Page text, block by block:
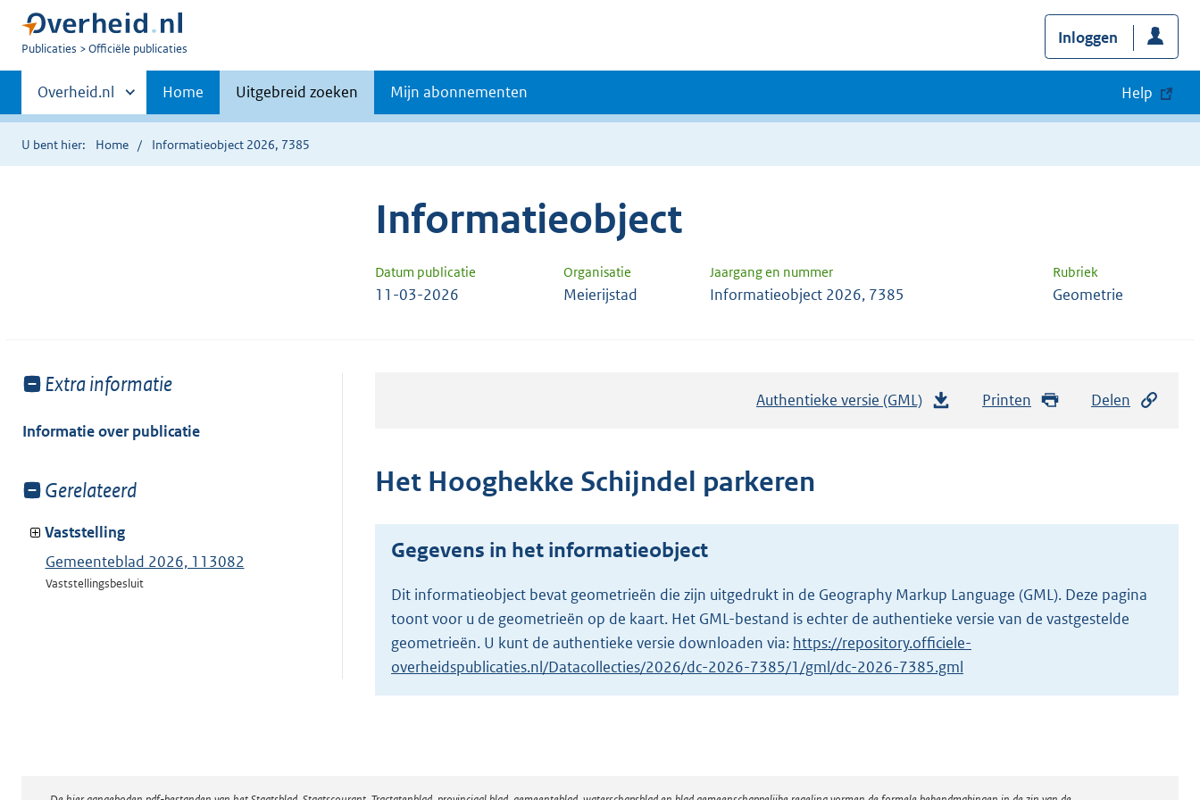
U
Publicaties Officiële publicaties
Inloggen
Primaire
navigatie
Andere
sites
binnen
Overheid.nl Home Uitgebreid zoeken Mijn abonnementen Help
U bent hier: Home Informatieobject 2026, 7385
Informatieobject
Datum publicatie Organisatie Jaargang en nummer Rubriek
11-03-2026 Meierijstad Informatieobject 2026, 7385 Geometrie
Toon
van:
Extra informatie
Informatie over publicatie
Toon
van:
Gerelateerd
Vaststelling
Gemeenteblad 2026, 113082
Vaststellingsbesluit
Authentieke versie (GML)
n
g
r
o
o
Printen Delen
Het Hooghekke Schijndel parkeren
Gegevens in het informatieobject
Dit informatieobject bevat geometrieën die zijn uitgedrukt in de Geography Markup Language (GML). Deze pagina
toont voor u de geometrieën op de kaart. Het GML-bestand is echter de authentieke versie van de vastgestelde
geometrieën. U kunt de authentieke versie downloaden via: https://repository.officiele-
overheidspublicaties.nl/Datacollecties/2026/dc-2026-7385/1/gml/dc-2026-7385.gml